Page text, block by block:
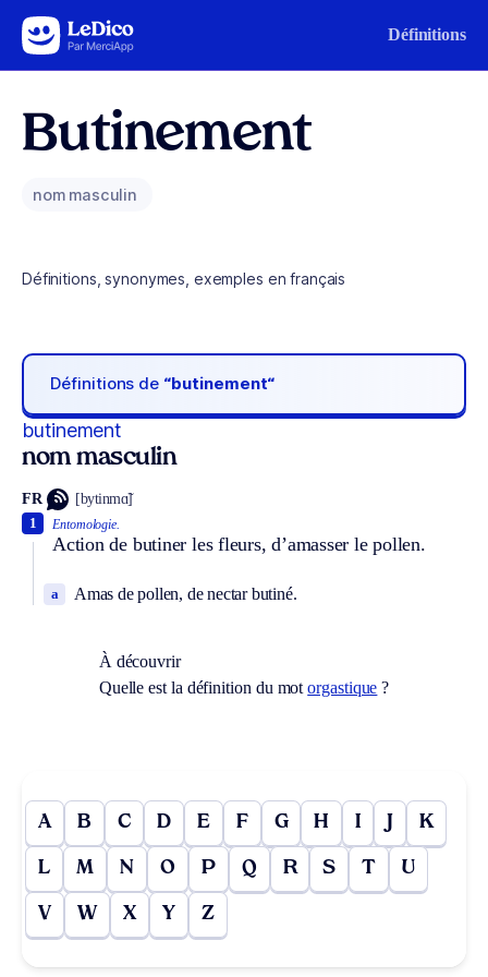
Aller au contenu Définitions
Butinement
nom masculin
Définitions, synonymes, exemples en français
Définitions de “butinement“
butinement
nom masculin
FR [bytinmɑ̃]
Entomologie.
Action de butiner les fleurs, d’amasser le pollen.
1
Amas de pollen, de nectar butiné.
a
À découvrir
Quelle est la définition du motorgastique ?
A B C D E F G H I J K
L M N O P Q R S T U
V W X Y Z